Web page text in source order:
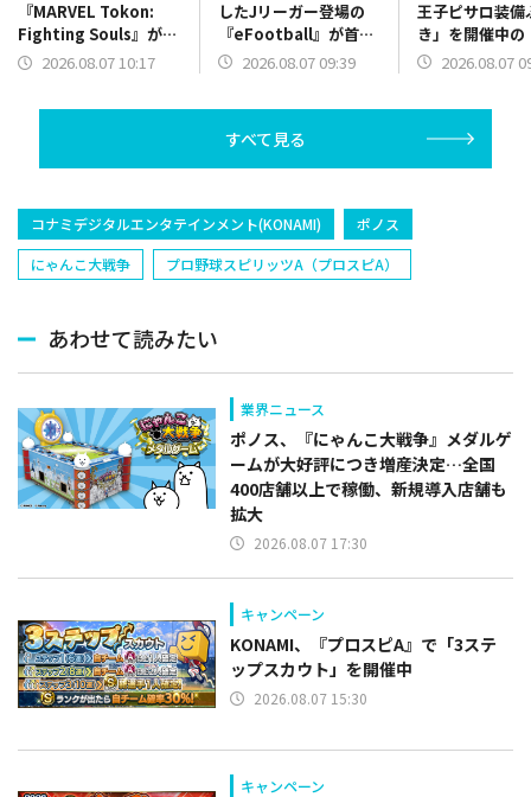
『MARVEL Tokon:
Fighting Souls』が2
位浮上 砲撃シミュレ
2026.08.07 10:17
したJリーガー登場の
『eFootball』が首
位 「常夏の魔王子ピ
2026.08.07 09:39
王子ピサロ装備
き」を開催中の
ォーク』が18
2026.08.07
すべて見る
コナミデジタルエンタテインメント(KONAMI)
ポノス
にゃんこ大戦争
プロ野球スピリッツA（プロスピA）
あわせて読みたい
業界ニュース
ポノス、『にゃんこ大戦争』メダルゲ
ームが大好評につき増産決定…全国
400店舗以上で稼働、新規導入店舗も
拡大
2026.08.07 17:30
キャンペーン
KONAMI、『プロスピA』で「3ステ
ップスカウト」を開催中
2026.08.07 15:30
キャンペーン